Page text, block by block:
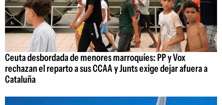
Ceuta desbordada de menores marroquíes: PP y Vox
rechazan el reparto a sus CCAA y Junts exige dejar afuera a
Cataluña